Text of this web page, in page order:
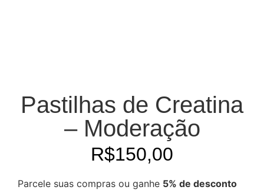
Pastilhas de Creatina
– Moderação
R$150,00
Parcele suas compras ou ganhe 5% de desconto